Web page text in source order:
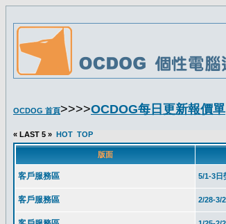
OCDOG 首頁>>>>OCDOG每日更新報價單